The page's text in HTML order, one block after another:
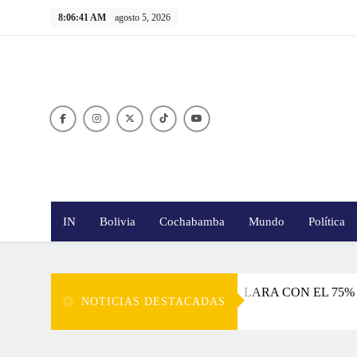
8:06:43 AM agosto 5, 2026
IN Bolivia Cochabamba Mundo Política
NOTICIAS DESTACADAS
DE PAZ CON EL 55% Y LA DE LARA CON EL 75%